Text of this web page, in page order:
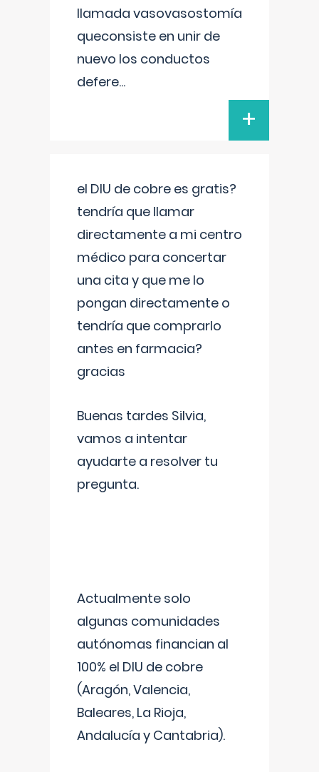
llamada vasovasostomía
queconsiste en unir de
nuevo los conductos
defere...
+
el DIU de cobre es gratis?
tendría que llamar
directamente a mi centro
médico para concertar
una cita y que me lo
pongan directamente o
tendría que comprarlo
antes en farmacia?
gracias
Buenas tardes Silvia,
vamos a intentar
ayudarte a resolver tu
pregunta.
Actualmente solo
algunas comunidades
autónomas financian al
100% el DIU de cobre
(Aragón, Valencia,
Baleares, La Rioja,
Andalucía y Cantabria).